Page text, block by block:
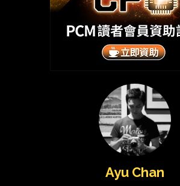
Ayu Chan